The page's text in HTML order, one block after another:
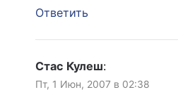
Ответить
Стас Кулеш:
Пт, 1 Июн, 2007 в 02:38